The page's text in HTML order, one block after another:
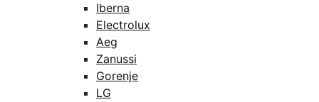
Iberna
Electrolux
Aeg
Zanussi
Gorenje
LG